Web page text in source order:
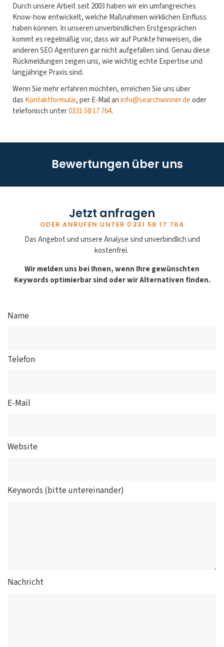
Durch unsere Arbeit seit 2003 haben wir ein umfangreiches
Know-how entwickelt, welche Maßnahmen wirklichen Einfluss
haben können. In unseren unverbindlichen Erstgesprächen
kommt es regelmäßig vor, dass wir auf Punkte hinweisen, die
anderen SEO Agenturen gar nicht aufgefallen sind. Genau diese
Rückmeldungen zeigen uns, wie wichtig echte Expertise und
langjährige Praxis sind.
Wenn Sie mehr erfahren möchten, erreichen Sie uns über
das Kontaktformular, per E-Mail aninfo@searchwinner.deoder
telefonisch unter0331 58 17 764.
Bewertungen über uns
Jetzt anfragen
ODER ANRUFEN UNTER 0331 58 17 764
Das Angebot und unsere Analyse sind unverbindlich und
kostenfrei.
Wir melden uns bei Ihnen, wenn Ihre gewünschten
Keywords optimierbar sind oder wir Alternativen finden.
Name
Telefon
E-Mail
Website
Keywords (bitte untereinander)
Nachricht